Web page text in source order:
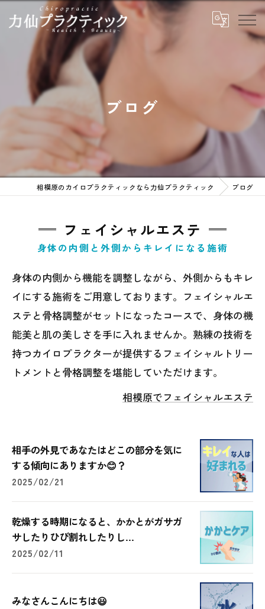
ブログ
相模原のカイロプラクティックなら力仙プラクティック ブログ
フェイシャルエステ
身体の内側と外側からキレイになる施術
身体の内側から機能を調整しながら、外側からもキレ
イにする施術をご用意しております。フェイシャルエ
ステと骨格調整がセットになったコースで、身体の機
能美と肌の美しさを手に入れませんか。熟練の技術を
持つカイロプラクターが提供するフェイシャルトリー
トメントと骨格調整を堪能していただけます。
相模原でフェイシャルエステ
相手の外見であなたはどこの部分を気に
する傾向にありますか😊？
2025/02/21
乾燥する時期になると、かかとがガサガ
サしたりひび割れしたりし...
2025/02/11
みなさんこんにちは😃